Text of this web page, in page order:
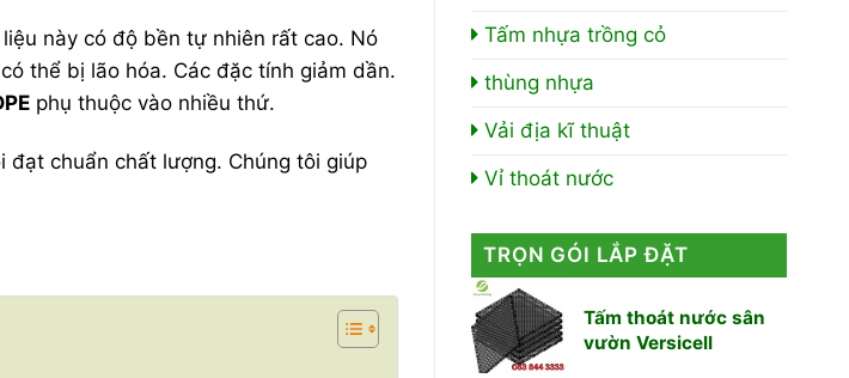
này có độ bền tự nhiên rất cao. Nó
thể bị lão hóa. Các đặc tính giảm dần.
phụ thuộc vào nhiều thứ.
đạt chuẩn chất lượng. Chúng tôi giúp
Tấm nhựa trồng cỏ
thùng nhựa
Vải địa kĩ thuật
Vỉ thoát nước
TRỌN GÓI LẮP ĐẶT
Tấm thoát nước sân
vườn Versicell